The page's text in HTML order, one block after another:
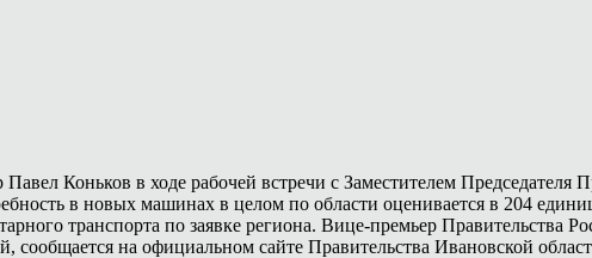
Коньков в ходе рабочей встречи с Заместителем Председателя
в новых машинах в целом по области оценивается в 204
транспорта по заявке региона. Вице-премьер Правительства
на официальном сайте Правительства Ивановской